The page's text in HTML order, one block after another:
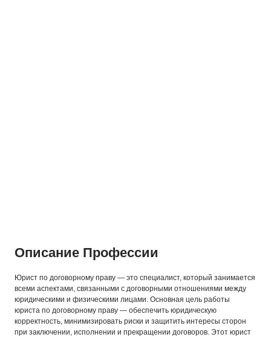
Описание Профессии
Юрист по договорному праву — это специалист, который занимается
всеми аспектами, связанными с договорными отношениями между
юридическими и физическими лицами. Основная цель работы
юриста по договорному праву — обеспечить юридическую
корректность, минимизировать риски и защитить интересы сторон
при заключении, исполнении и прекращении договоров. Этот юрист